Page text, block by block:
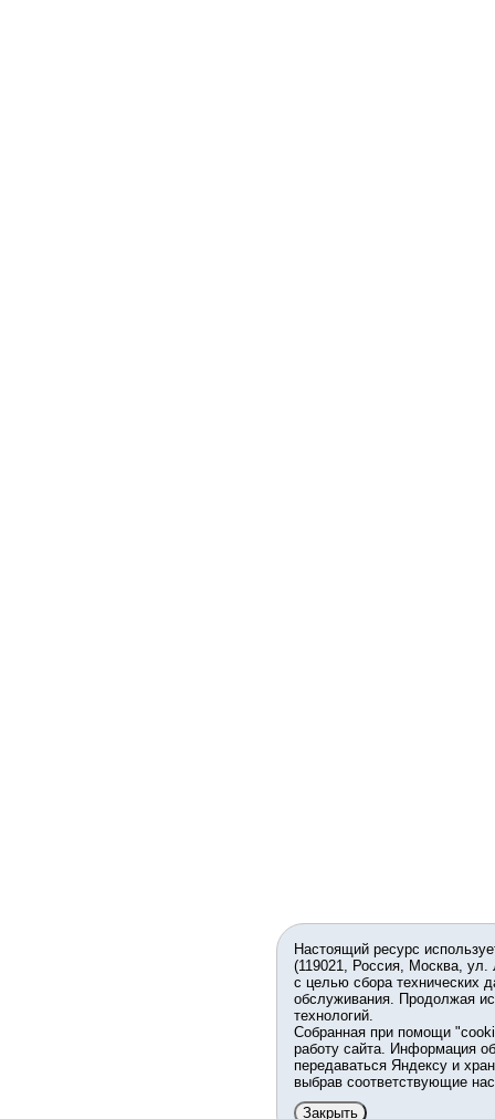
Настоящий ресурс
(119021, Россия, Москва,
с целью сбора технических
обслуживания. Продолжая
технологий.
Собранная при помощи
работу сайта. Информация
передаваться Яндексу и
выбрав соответствующие
Закрыть